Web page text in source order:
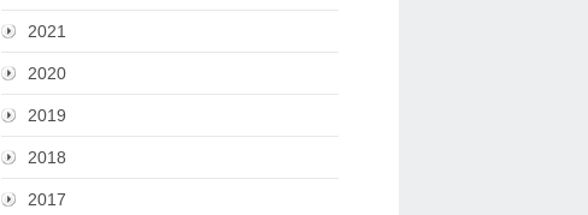
2021
2020
2019
2018
2017